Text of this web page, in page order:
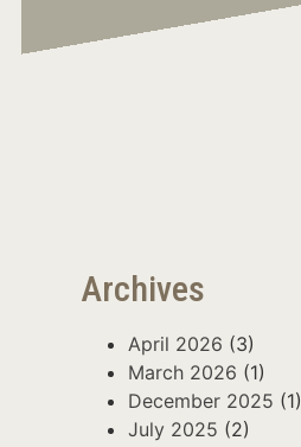
Archives
April 2026 (3)
March 2026 (1)
December 2025 (1)
July 2025 (2)